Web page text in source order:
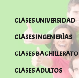
CLASES UNIVERSIDAD
CLASES INGENIERÍAS
CLASES BACHILLERATO
CLASES ADULTOS